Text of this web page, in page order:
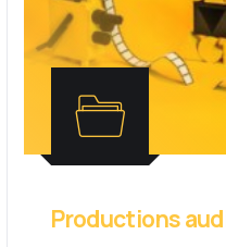
Productions